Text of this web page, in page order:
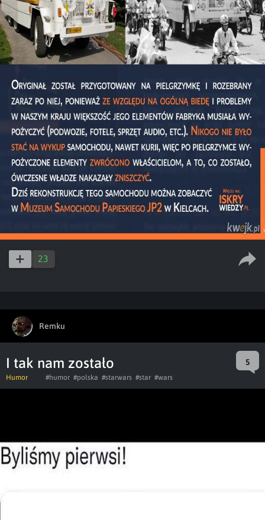
23
Remku
I tak nam zostało 5
Humor #humor #polska #starwars #star #wars